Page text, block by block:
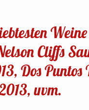
Cliffs
Dos Puntos
uvm.